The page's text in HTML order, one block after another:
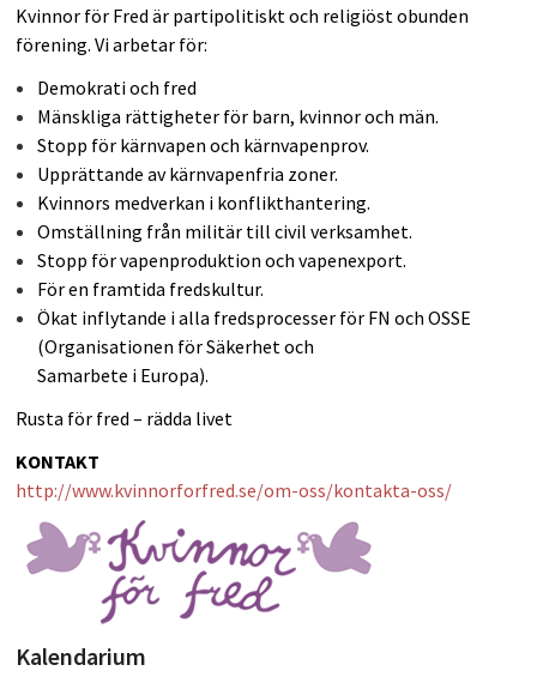
VÄRLDSBIBLIOTEKET
PÅ GÅNG
PLAY
Kvinnor för Fred är partipolitiskt och religiöst obunden
förening. Vi arbetar för:
Demokrati och fred
Mänskliga rättigheter för barn, kvinnor och män.
Stopp för kärnvapen och kärnvapenprov.
Upprättande av kärnvapenfria zoner.
Kvinnors medverkan i konflikthantering.
Omställning från militär till civil verksamhet.
Stopp för vapenproduktion och vapenexport.
För en framtida fredskultur.
Ökat inflytande i alla fredsprocesser för FN och OSSE
(Organisationen för Säkerhet och
Samarbete i Europa).
Rusta för fred – rädda livet
KONTAKT
http://www.kvinnorforfred.se/om-oss/kontakta-oss/
kff.png
Kalendarium